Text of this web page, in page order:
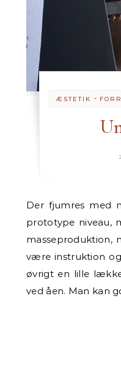
ÆSTETIK -
Der fjumres med noget æskeudvikling … Det er stadig på tidlig
prototype niveau,
masseproduktion,
være instruktion
øvrigt en lille
ved åen. Man kan